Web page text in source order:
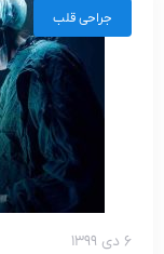
جراحی قلب
۶ دی ۱۳۹۹